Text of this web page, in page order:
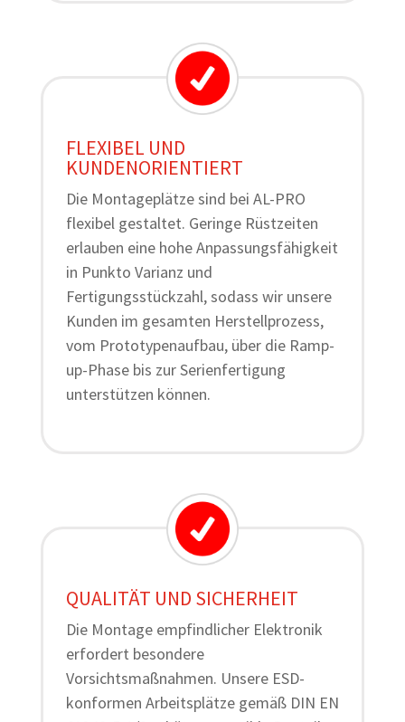
FLEXIBEL UND
KUNDENORIENTIERT
Die Montageplätze sind bei AL-PRO
flexibel gestaltet. Geringe Rüstzeiten
erlauben eine hohe Anpassungsfähigkeit
in Punkto Varianz und
Fertigungsstückzahl, sodass wir unsere
Kunden im gesamten Herstellprozess,
vom Prototypenaufbau, über die Ramp-
up-Phase bis zur Serienfertigung
unterstützen können.
QUALITÄT UND SICHERHEIT
Die Montage empfindlicher Elektronik
erfordert besondere
Vorsichtsmaßnahmen. Unsere ESD-
konformen Arbeitsplätze gemäß DIN EN